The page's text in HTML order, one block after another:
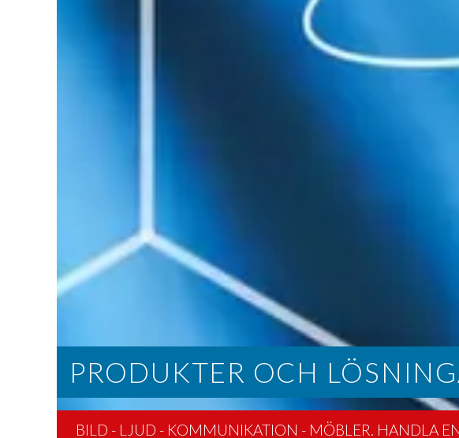
PRODUKTER OCH
BILD - LJUD - KOMMUNIKATION - MÖBLER. HANDLA